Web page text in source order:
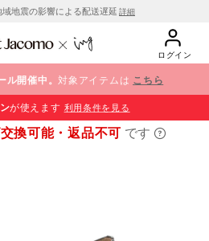
域地震の影響による配送遅延 詳細
ログイン
ル開催中。対象アイテムは こちら
が使えます 利用条件を見る
換可能・返品不可 です